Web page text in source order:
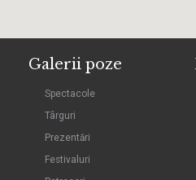
Galerii poze
Spectacole
Târguri
Prezentări
Festivaluri